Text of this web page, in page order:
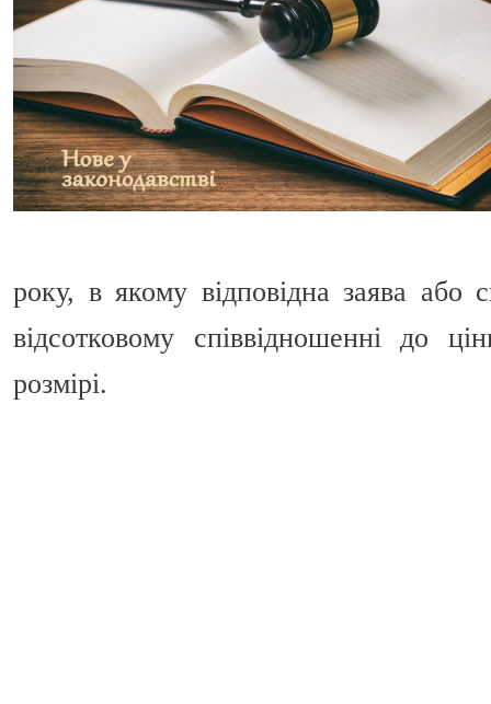
року, в якому відповідна заява або
відсотковому співвідношенні до
розмірі.